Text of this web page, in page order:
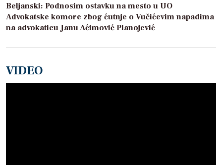
Beljanski: Podnosim ostavku na mesto u UO
Advokatske komore zbog ćutnje o Vučićevim napadima
na advokaticu Janu Aćimović Planojević
VIDEO